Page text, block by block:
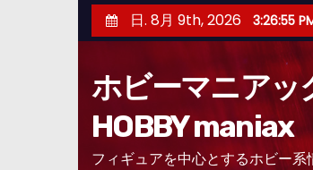
ン
日. 8月 9th, 2026 3:26:56
ホビーマニアッ
HOBBY maniax
フィギュアを中心とするホビー系